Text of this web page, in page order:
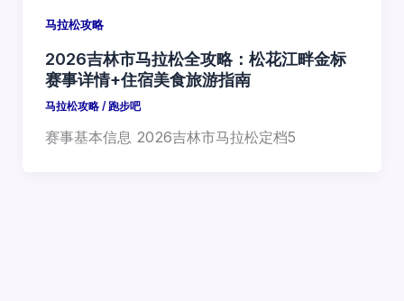
马拉松攻略
2026吉林市马拉松全攻略：松花江畔金标
赛事详情+住宿美食旅游指南
马拉松攻略/ 跑步吧
赛事基本信息 2026吉林市马拉松定档5